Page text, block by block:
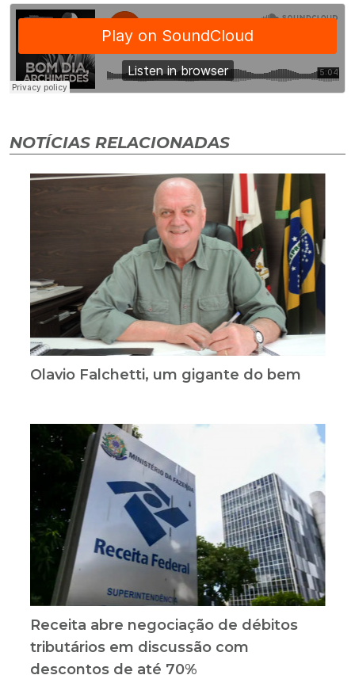
NOTÍCIAS RELACIONADAS
Olavio Falchetti, um gigante do bem
Receita abre negociação de débitos
tributários em discussão com
descontos de até 70%